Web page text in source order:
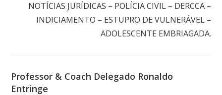
NOTÍCIAS JURÍDICAS – POLÍCIA CIVIL – DERCCA –
INDICIAMENTO – ESTUPRO DE VULNERÁVEL –
ADOLESCENTE EMBRIAGADA.
Professor & Coach Delegado Ronaldo
Entringe